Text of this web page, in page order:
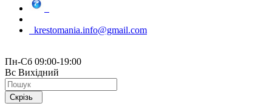
krestomania.info@gmail.com
Пн-Сб 09:00-19:00
Вс Вихідний
Скрізь